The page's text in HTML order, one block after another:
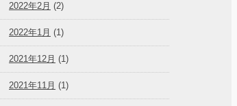
2022年2月 (2)
2022年1月 (1)
2021年12月 (1)
2021年11月 (1)